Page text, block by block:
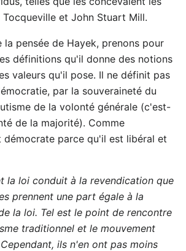
Tocqueville et John Stuart Mill.
la pensée de Hayek, prenons pour
définitions qu'il donne des notions
valeurs qu'il pose. Il ne définit pas
par la souveraineté du
de la volonté générale (c'est-
de la majorité). Comme
démocrate parce qu'il est libéral et
la loi conduit à la revendication que
prennent une part égale à la
la loi. Tel est le point de rencontre
traditionnel et le mouvement
ils n'en ont pas moins